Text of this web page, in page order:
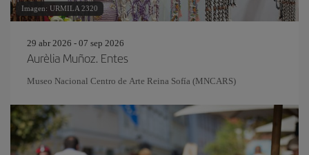
Imagen: URMILA 2320
29 abr 2026 - 07 sep 2026
Aurèlia Muñoz. Entes
Museo Nacional Centro de Arte Reina Sofía (MNCARS)